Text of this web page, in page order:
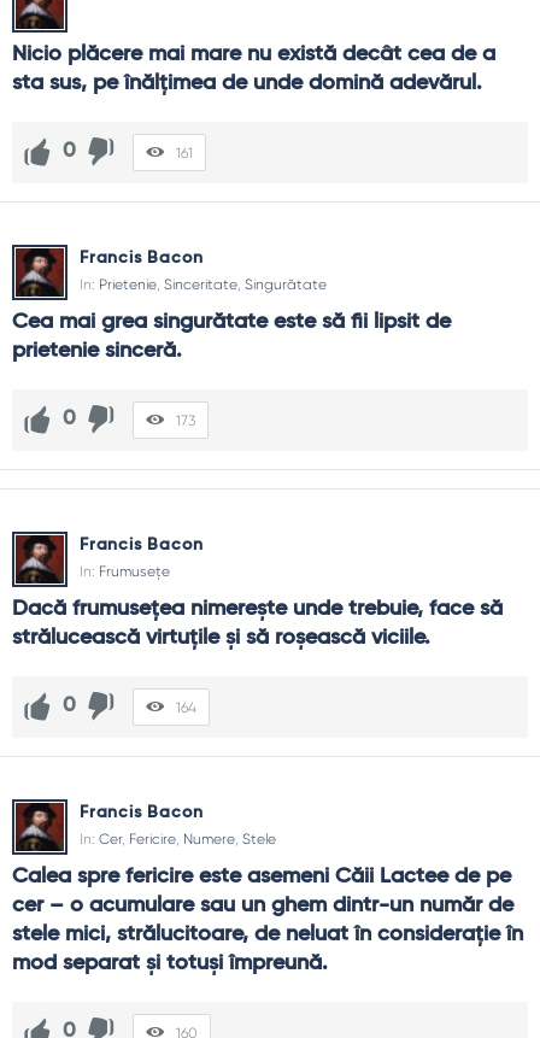
Nicio plăcere mai mare nu există decât cea de a
sta sus, pe înălţimea de unde domină adevărul.
0 161
Francis Bacon
In: Prietenie, Sinceritate, Singurătate
Cea mai grea singurătate este să fii lipsit de
prietenie sinceră.
0 173
Francis Bacon
In: Frumusețe
Dacă frumuseţea nimereşte unde trebuie, face să
strălucească virtuţile şi să roşească viciile.
0 164
Francis Bacon
In: Cer, Fericire, Numere, Stele
Calea spre fericire este asemeni Căii Lactee de pe
cer – o acumulare sau un ghem dintr-un număr de
stele mici, strălucitoare, de neluat în consideraţie în
mod separat şi totuşi împreună.
0 160